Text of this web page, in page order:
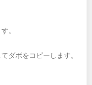
。
ダボをコピーします。